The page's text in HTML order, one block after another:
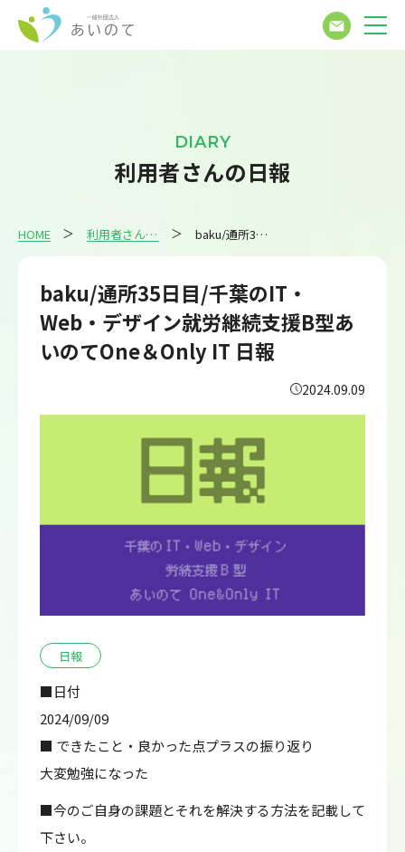
DIARY
利用者さんの日報
HOME 利用者さんの日報 baku/通所35日目/千葉のIT・Web・デザイン就労継続支援B型あいのてOne＆Only IT 日報
baku/通所35日目/千葉のIT・
Web・デザイン就労継続支援B型あ
いのてOne＆Only IT 日報
2024.09.09
日報
■日付
2024/09/09
■ できたこと・良かった点プラスの振り返り
大変勉強になった
■今のご自身の課題とそれを解決する方法を記載して
下さい。